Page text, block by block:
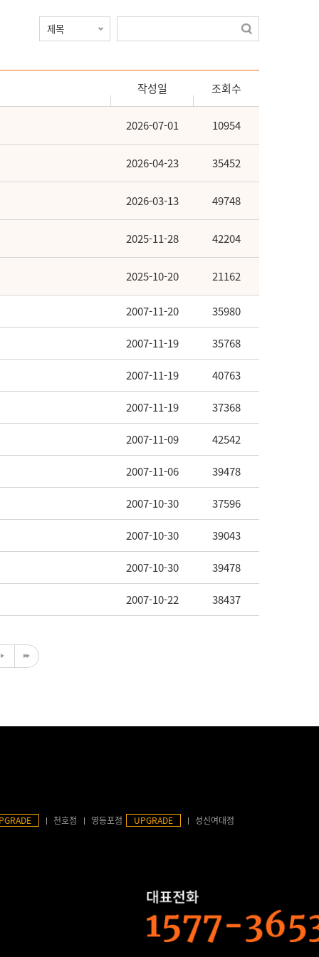
작성일 조회수
2026-07-01 10954
2026-04-23 35452
2026-03-13 49748
2025-11-28 42204
2025-10-20 21162
2007-11-20 35980
2007-11-19 35768
2007-11-19 40763
2007-11-19 37368
2007-11-09 42542
2007-11-06 39478
2007-10-30 37596
2007-10-30 39043
2007-10-30 39478
2007-10-22 38437
천호점 영등포점 UPGRADE 성신여대점